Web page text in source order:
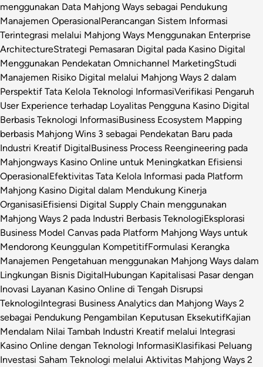
menggunakan Data Mahjong Ways sebagai Pendukung
Manajemen OperasionalPerancangan Sistem Informasi
Terintegrasi melalui Mahjong Ways Menggunakan Enterprise
ArchitectureStrategi Pemasaran Digital pada Kasino Digital
Menggunakan Pendekatan Omnichannel MarketingStudi
Manajemen Risiko Digital melalui Mahjong Ways 2 dalam
Perspektif Tata Kelola Teknologi InformasiVerifikasi Pengaruh
User Experience terhadap Loyalitas Pengguna Kasino Digital
Berbasis Teknologi InformasiBusiness Ecosystem Mapping
berbasis Mahjong Wins 3 sebagai Pendekatan Baru pada
Industri Kreatif DigitalBusiness Process Reengineering pada
Mahjongways Kasino Online untuk Meningkatkan Efisiensi
OperasionalEfektivitas Tata Kelola Informasi pada Platform
Mahjong Kasino Digital dalam Mendukung Kinerja
OrganisasiEfisiensi Digital Supply Chain menggunakan
Mahjong Ways 2 pada Industri Berbasis TeknologiEksplorasi
Business Model Canvas pada Platform Mahjong Ways untuk
Mendorong Keunggulan KompetitifFormulasi Kerangka
Manajemen Pengetahuan menggunakan Mahjong Ways dalam
Lingkungan Bisnis DigitalHubungan Kapitalisasi Pasar dengan
Inovasi Layanan Kasino Online di Tengah Disrupsi
TeknologiIntegrasi Business Analytics dan Mahjong Ways 2
sebagai Pendukung Pengambilan Keputusan EksekutifKajian
Mendalam Nilai Tambah Industri Kreatif melalui Integrasi
Kasino Online dengan Teknologi InformasiKlasifikasi Peluang
Investasi Saham Teknologi melalui Aktivitas Mahjong Ways 2